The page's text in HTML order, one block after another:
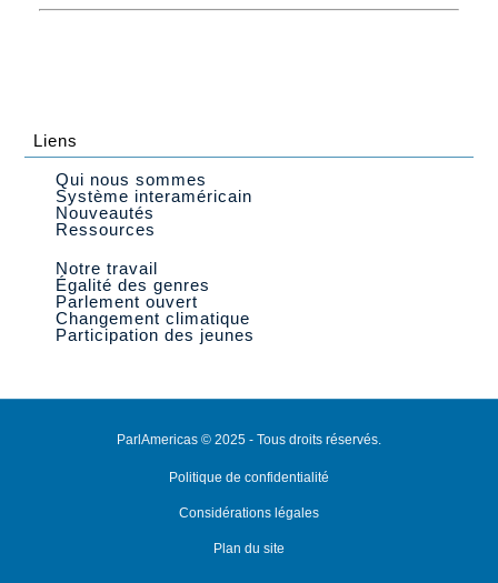
Liens
Qui nous sommes
Système interaméricain
Nouveautés
Ressources
Notre travail
Égalité des genres
Parlement ouvert
Changement climatique
Participation des jeunes
ParlAmericas © 2025 - Tous droits réservés.
Politique de confidentialité
Considérations légales
Plan du site